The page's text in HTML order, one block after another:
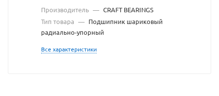
Производитель — CRAFT BEARINGS
Тип товара — Подшипник шариковый
радиально-упорный
Все характеристики